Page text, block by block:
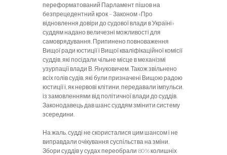
переформатований Парламент пішов на
безпрецедентний крок – Законом «Про
відновлення довіри до судової влади в Україні»
суддям надано величезні можливості для
самоврядування. Припинено повноваження
Вищої ради юстиції і Вищої кваліфікаційної комісії
суддів, які посідали чільне місце в механізмі
узурпації влади В. Януковичем. Також звільнено
всіх голів судів, які були призначені Вищою радою
юстиції і, як нервові клітини, передавали імпульси.
із замовленнями від політичної влади до суддів.
Законодавець дав шанс суддям змінити систему
зсередини.
На жаль, судді не скористалися цим шансом і не
виправдали очікування суспільства на зміни.
Збори суддів у судах переобрали 80% колишніх